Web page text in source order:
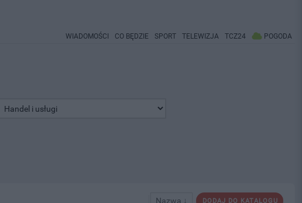
WIADOMOŚCI CO BĘDZIE SPORT TELEWIZJA TCZ24 POGODA
DODAJ DO KATALOGU
Nazwa ↓